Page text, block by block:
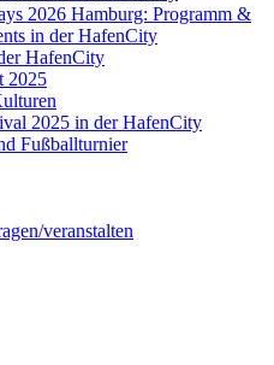
2026 Hamburg: Programm &
in der HafenCity
HafenCity
2025
2025 in der HafenCity
Fußballturnier
veranstalten